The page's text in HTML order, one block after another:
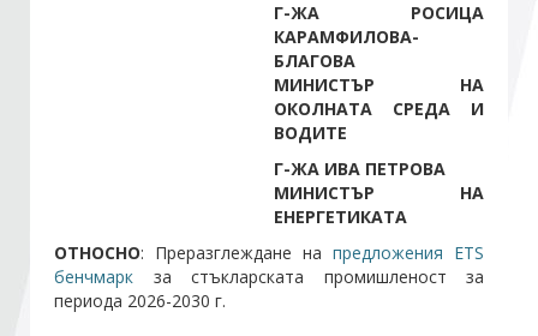
Стани член
Г-ЖА РОСИЦА
КАРАМФИЛОВА-
БЛАГОВА
МИНИСТЪР НА
ОКОЛНАТА СРЕДА И
ВОДИТЕ
Г-ЖА ИВА ПЕТРОВА
МИНИСТЪР НА
ЕНЕРГЕТИКАТА
ОТНОСНО: Преразглеждане на предложения ETS
бенчмарк за стъкларската промишленост за
периода 2026-2030 г.